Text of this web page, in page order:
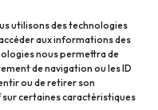
utilisons des technologies
aux informations des
nous permettra de
de navigation ou les ID
ou de retirer son
certaines caractéristiques